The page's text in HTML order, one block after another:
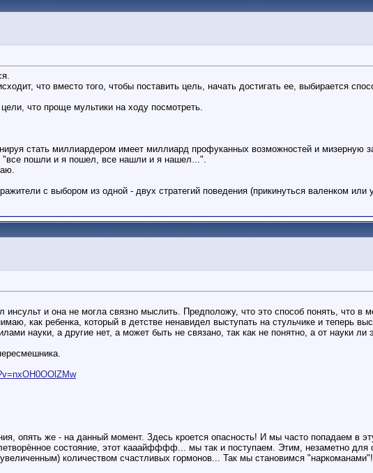
что вместо того, чтобы поставить цель, начать достигать ее, выбирается
что проще мультики на ходу посмотреть.
стать миллиардером имеет миллиард профуканных возможностей и мизерную
"все пошли и я пошел, все нашли и я нашел...".
с выбором из одной - двух стратегий поведения (прикинуться валенком или
и она не могла связно мыслить. Предположу, что это способ понять, что в
как ребенка, который в детстве ненавидел выступать на стульчике и теперь
науки, а другие нет, а может быть не связано, так как не понятно, а от науки
опять же - на данный момент. Здесь кроется опасность! И мы часто попадаем в
состояние, этот кааайфффф... мы так и поступаем. Этим, незаметно
количеством счастливых гормонов... Так мы становимся